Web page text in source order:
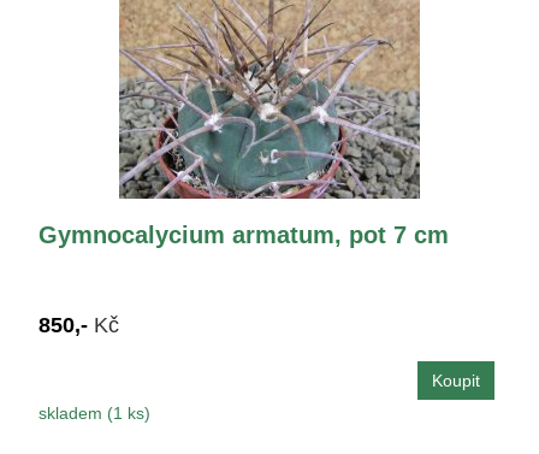
Gymnocalycium armatum, pot 7 cm
850,- Kč
skladem (1 ks)